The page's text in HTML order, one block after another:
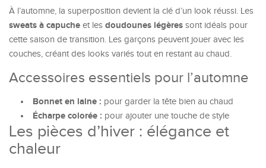
À l’automne, la superposition devient la clé d’un look réussi. Les
sweats à capuche et les doudounes légères sont idéals pour
cette saison de transition. Les garçons peuvent jouer avec les
couches, créant des looks variés tout en restant au chaud.
Accessoires essentiels pour l’automne
Bonnet en laine : pour garder la tête bien au chaud
Écharpe colorée : pour ajouter une touche de style
Les pièces d’hiver : élégance et
chaleur